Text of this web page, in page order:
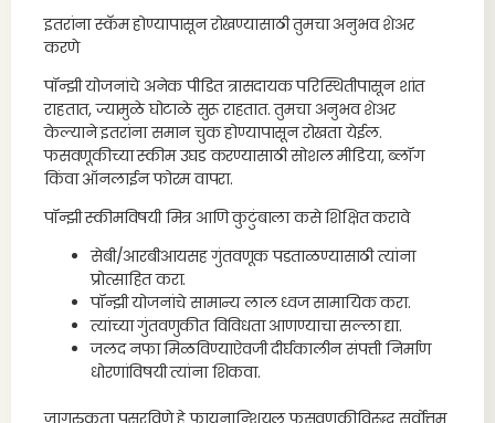
इतरांना स्कॅम होण्यापासून रोखण्यासाठी तुमचा अनुभव शेअर
करणे
पॉन्झी योजनांचे अनेक पीडित त्रासदायक परिस्थितीपासून शांत
राहतात, ज्यामुळे घोटाळे सुरू राहतात. तुमचा अनुभव शेअर
केल्याने इतरांना समान चुक होण्यापासून रोखता येईल.
फसवणूकीच्या स्कीम उघड करण्यासाठी सोशल मीडिया, ब्लॉग
किंवा ऑनलाईन फोरम वापरा.
पॉन्झी स्कीमविषयी मित्र आणि कुटुंबाला कसे शिक्षित करावे
सेबी/आरबीआयसह गुंतवणूक पडताळण्यासाठी त्यांना
प्रोत्साहित करा.
पॉन्झी योजनांचे सामान्य लाल ध्वज सामायिक करा.
त्यांच्या गुंतवणुकीत विविधता आणण्याचा सल्ला द्या.
जलद नफा मिळविण्याऐवजी दीर्घकालीन संपत्ती निर्माण
धोरणांविषयी त्यांना शिकवा.
जागरुकता पसरविणे हे फायनान्शियल फसवणूकीविरूद्ध सर्वोत्तम